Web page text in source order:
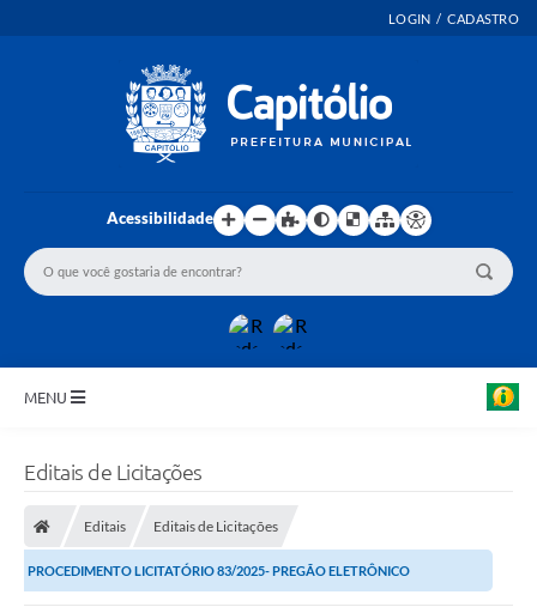
LOGIN / CADASTRO
Acessibilidade
MENU
Controle Interno
Editais de Licitações
Editais Editais de Licitações
PROCEDIMENTO LICITATÓRIO 83/2025- PREGÃO ELETRÔNICO